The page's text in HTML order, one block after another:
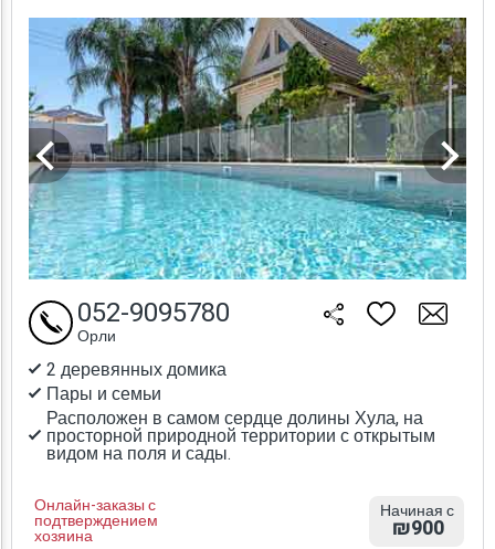
2 деревянных домика
Пары и семьи
Расположен в самом сердце долины Хула, на
просторной природной территории с открытым
видом на поля и сады.
Онлайн-заказы с
подтверждением
хозяина
052-9095780
Орли
Начиная с
₪900